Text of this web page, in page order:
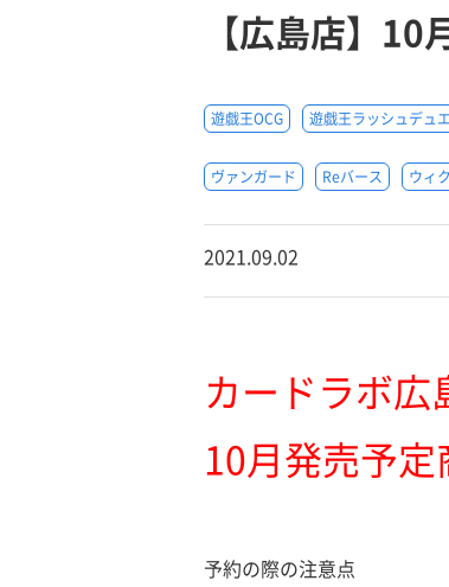
【広島店】10
遊戯王OCG 遊戯王ラッシュデュ
ヴァンガード Reバース ウィ
2021.09.02
カードラボ広
10月発売予定
予約の際の注意点